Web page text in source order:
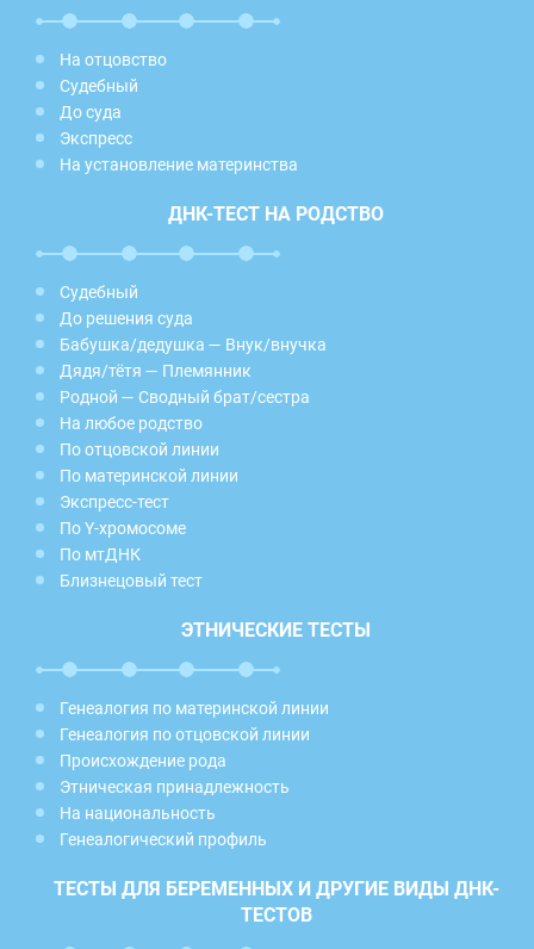
На отцовство
Судебный
До суда
Экспресс
На установление материнства
ДНК-ТЕСТ НА РОДСТВО
Судебный
До решения суда
Бабушка/дедушка — Внук/внучка
Дядя/тётя — Племянник
Родной — Сводный брат/сестра
На любое родство
По отцовской линии
По материнской линии
Экспресс-тест
По Y-хромосоме
По мтДНК
Близнецовый тест
ЭТНИЧЕСКИЕ ТЕСТЫ
Генеалогия по материнской линии
Генеалогия по отцовской линии
Происхождение рода
Этническая принадлежность
На национальность
Генеалогический профиль
ТЕСТЫ ДЛЯ БЕРЕМЕННЫХ И ДРУГИЕ ВИДЫ ДНК-
ТЕСТОВ